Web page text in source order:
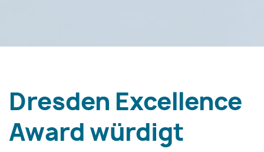
Dresden Excellence
Award würdigt